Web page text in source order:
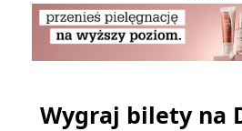
Wygraj bilety na